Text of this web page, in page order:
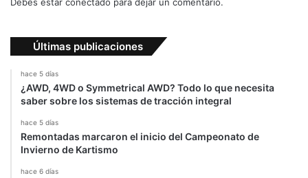
e
r
Últimas publicaciones
hace 5 días
¿AWD, 4WD o Symmetrical AWD? Todo lo que necesita
saber sobre los sistemas de tracción integral
hace 5 días
Remontadas marcaron el inicio del Campeonato de
Invierno de Kartismo
hace 6 días